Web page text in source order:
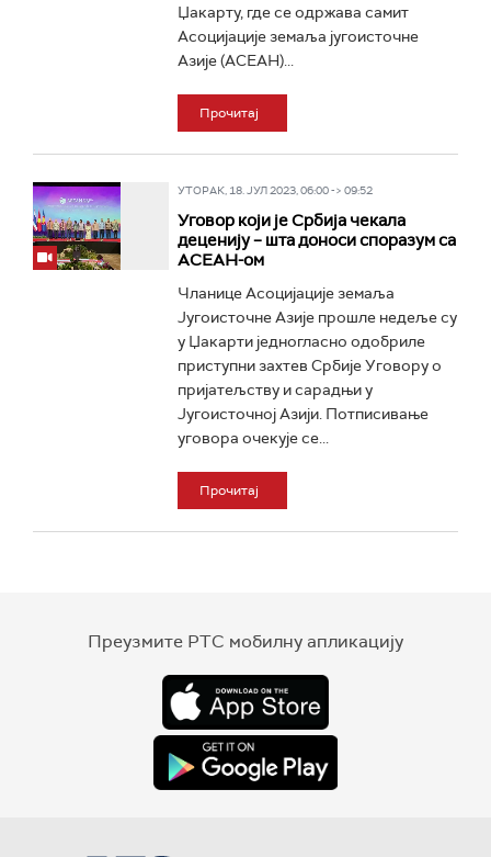
Џакарту, где се одржава самит
Асоцијације земаља југоисточне
Азије (АСЕАН)...
Прочитај
УТОРАК, 18. ЈУЛ 2023, 06:00 -> 09:52
Уговор који је Србија чекала
деценију – шта доноси споразум са
АСЕАН-ом
Чланице Асоцијације земаља
Југоисточне Азије прошле недеље су
у Џакарти једногласно одобриле
приступни захтев Србије Уговору о
пријатељству и сарадњи у
Југоисточној Азији. Потписивање
уговора очекује се...
Прочитај
Преузмите РТС мобилну апликацију